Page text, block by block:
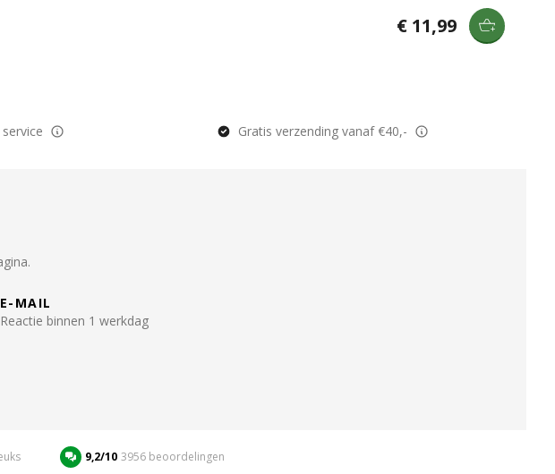
€ 11,99
Gratis verzending vanaf €40,-
E-MAIL
Reactie binnen 1 werkdag
9,2/10 3956 beoordelingen